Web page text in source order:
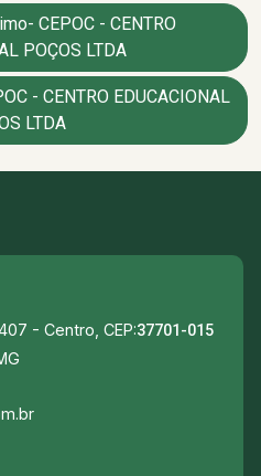
CEPOC - CENTRO
POÇOS LTDA
EDUCACIONAL
LTDA
- Centro, CEP:37701-015